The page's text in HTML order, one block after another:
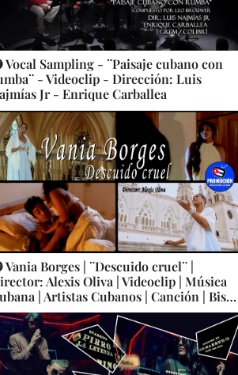
Vocal Sampling - ¨Paisaje cubano con
- Videoclip - Dirección: Luis
Jr - Enrique Carballea
Vania Borges | ¨Descuido cruel¨ |
Alexis Oliva | Videoclip | Música
| Artistas Cubanos | Canción | Bis
| CUBA